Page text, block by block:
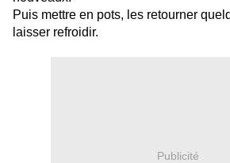
Puis mettre en pots, les retourner
laisser refroidir.
Publicité